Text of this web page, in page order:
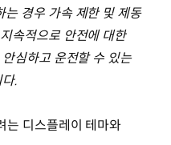
경우 가속 제한 및 제동
속적으로 안전에 대한
심하고 운전할 수 있는
.
는 디스플레이 테마와